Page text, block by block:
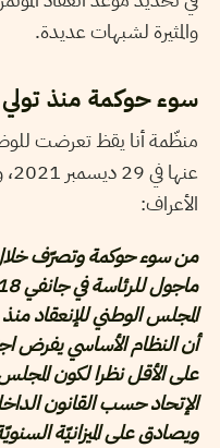
والمثيرة لشبهات عديدة.
سوء حوكمة منذ
منظّمة أنا يقظ تعرضت
الأعراف:
من سوء حوكمة وتصرّف
المجلس الوطني للإنعقاد
على الأقل نظرا لكون
الإتحاد حسب القانون
ويصادق على الميزانيّة